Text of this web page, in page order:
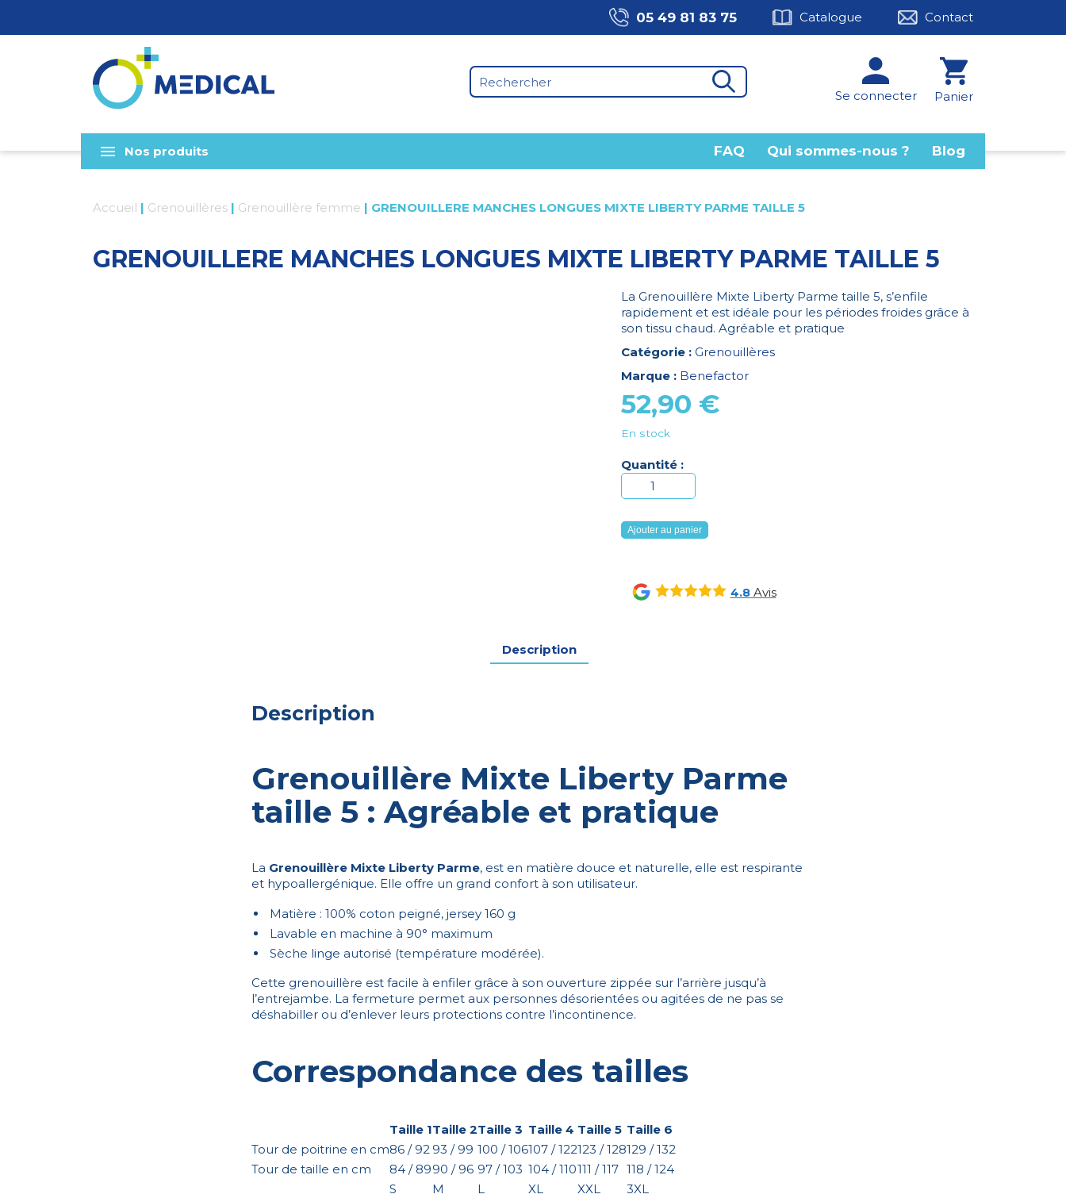
05 49 81 83 75 Catalogue Contact
Se connecter Panier
Nos produits FAQ Qui sommes-nous ? Blog
Accueil | Grenouillères | Grenouillère femme | GRENOUILLERE MANCHES LONGUES MIXTE LIBERTY PARME TAILLE 5
GRENOUILLERE MANCHES LONGUES MIXTE LIBERTY PARME TAILLE 5
La Grenouillère Mixte Liberty Parme taille 5, s’enfile
rapidement et est idéale pour les périodes froides grâce à
son tissu chaud. Agréable et pratique
Catégorie : Grenouillères
Marque : Benefactor
52,90 €
En stock
Quantité :
quantité
de
GRENOUILLERE
MANCHES
MIXTE
LIBERTY
Ajouter au panier
4.8Avis
Description
Description
Grenouillère Mixte Liberty Parme
taille 5 : Agréable et pratique
La Grenouillère Mixte Liberty Parme, est en matière douce et naturelle, elle est respirante
et hypoallergénique. Elle offre un grand confort à son utilisateur.
Matière : 100% coton peigné, jersey 160 g
Lavable en machine à 90° maximum
Sèche linge autorisé (température modérée).
Cette grenouillère est facile à enfiler grâce à son ouverture zippée sur l’arrière jusqu’à
l’entrejambe. La fermeture permet aux personnes désorientées ou agitées de ne pas se
déshabiller ou d’enlever leurs protections contre l’incontinence.
Correspondance des tailles
Taille 1Taille 2Taille 3 Taille 4 Taille 5 Taille 6
Tour de poitrine en cm86 / 92 93 / 99 100 / 106107 / 122123 / 128129 / 132
Tour de taille en cm
84 / 8990 / 96 97 / 103 104 / 110111 / 117 118 / 124
S
M L XL XXL
3XL